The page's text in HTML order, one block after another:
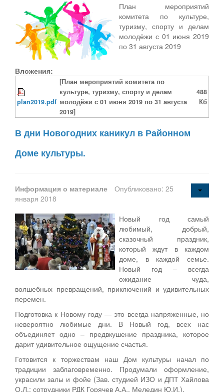
План мероприятий
комитета по культуре,
туризму, спорту и делам
молодёжи с 01 июня 2019
по 31 августа 2019
Вложения:
plan2019.pdf
[План мероприятий комитета по
культуре, туризму, спорту и делам
молодёжи с 01 июня 2019 по 31 августа
2019]
488
Кб
В дни Новогодних каникул в Районном
Доме культуры.
Информация о материале
Опубликовано: 25
января 2018
Новый год самый
любимый, добрый,
сказочный праздник,
который ждут в каждом
доме, в каждой семье.
Новый год – всегда
ожидание чуда,
волшебных превращений, приключений и удивительных
перемен.
Подготовка к Новому году — это всегда напряженные, но
невероятно любимые дни. В Новый год, всех нас
объединяет одно – предвкушение праздника, которое
дарит удивительное ощущение счастья.
Готовится к торжествам наш Дом культуры начал по
традиции заблаговременно. Продумали оформление,
украсили залы и фойе (Зав. студией ИЗО и ДПТ Хайлова
О.Л.; сотрудники РДК Горячев А.А., Меледин Ю.И.).